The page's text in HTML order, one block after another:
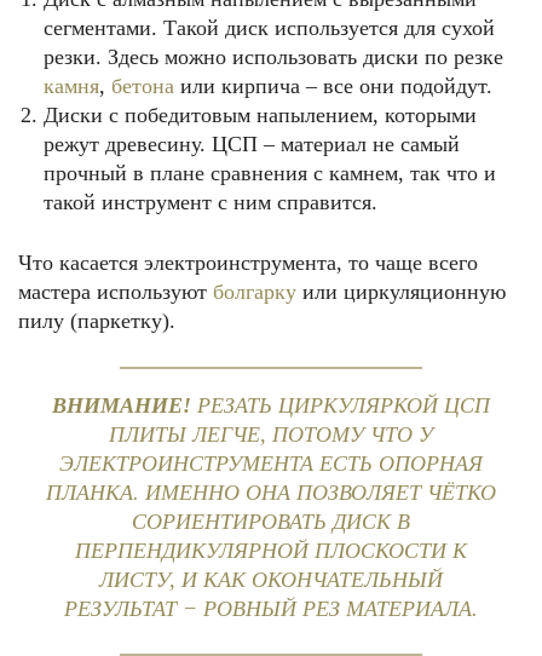
сегментами. Такой диск используется для сухой
резки. Здесь можно использовать диски по резке
камня, бетона или кирпича – все они подойдут.
Диски с победитовым напылением, которыми
режут древесину. ЦСП – материал не самый
прочный в плане сравнения с камнем, так что и
такой инструмент с ним справится.
Что касается электроинструмента, то чаще всего
мастера используют болгарку или циркуляционную
пилу (паркетку).
ВНИМАНИЕ! РЕЗАТЬ ЦИРКУЛЯРКОЙ ЦСП
ПЛИТЫ ЛЕГЧЕ, ПОТОМУ ЧТО У
ЭЛЕКТРОИНСТРУМЕНТА ЕСТЬ ОПОРНАЯ
ПЛАНКА. ИМЕННО ОНА ПОЗВОЛЯЕТ ЧЁТКО
СОРИЕНТИРОВАТЬ ДИСК В
ПЕРПЕНДИКУЛЯРНОЙ ПЛОСКОСТИ К
ЛИСТУ, И КАК ОКОНЧАТЕЛЬНЫЙ
РЕЗУЛЬТАТ − РОВНЫЙ РЕЗ МАТЕРИАЛА.